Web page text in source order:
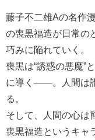
藤子不二雄Aの名作
の喪黒福造が日常の
巧みに陥れていく。
喪黒は“誘惑の悪魔”
に導く――。人間は
る。
そして、人間の心は
喪黒福造というキャ